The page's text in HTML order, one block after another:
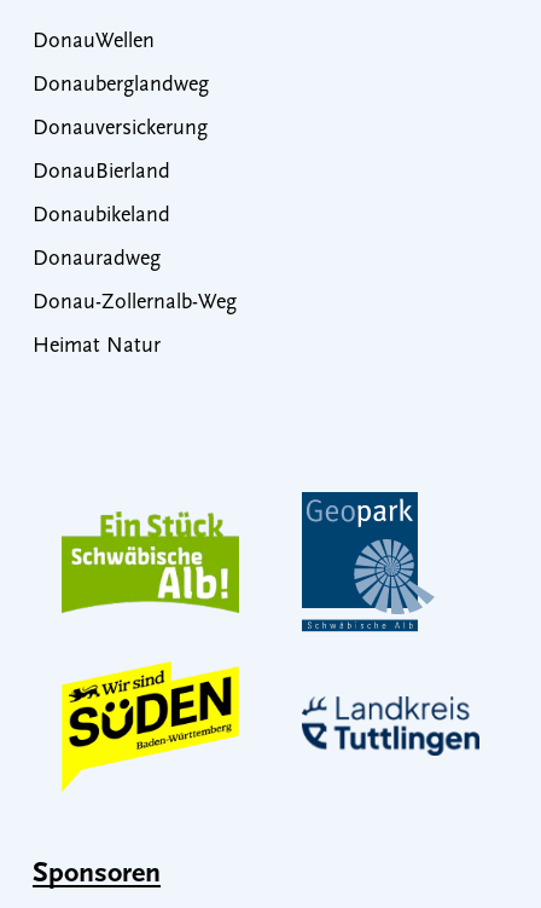
DonauWellen
Donauberglandweg
Donauversickerung
DonauBierland
Donaubikeland
Donauradweg
Donau-Zollernalb-Weg
Heimat Natur
Sponsoren